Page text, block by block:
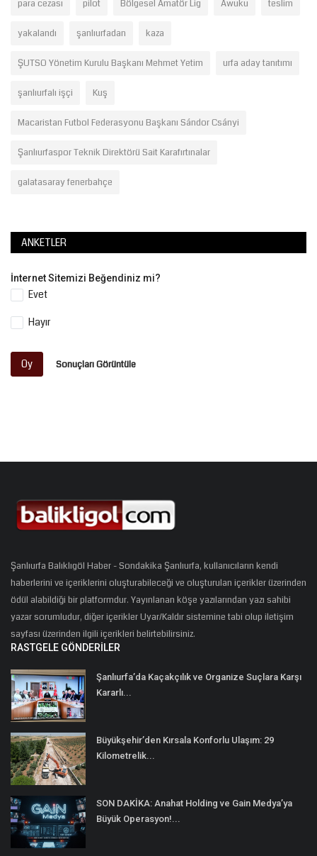
para cezası pilot Bölgesel Amatör Lig Awuku teslim
yakalandı şanlıurfadan kaza
ŞUTSO Yönetim Kurulu Başkanı Mehmet Yetim urfa aday tanıtımı
şanlıurfalı işçi Kuş
Macaristan Futbol Federasyonu Başkanı Sándor Csányi
Şanlıurfaspor Teknik Direktörü Sait Karafırtınalar
galatasaray fenerbahçe
ANKETLER
İnternet Sitemizi Beğendiniz mi?
Evet
Hayır
Oy Sonuçları Görüntüle
Şanlıurfa Balıklıgöl Haber - Sondakika Şanlıurfa, kullanıcıların kendi
haberlerini ve içeriklerini oluşturabileceği ve oluşturulan içerikler üzerinden
ödül alabildiği bir platformdur. Yayınlanan köşe yazılarından yazı sahibi
yazar sorumludur, diğer içerikler Uyar/Kaldır sistemine tabi olup iletişim
sayfası üzerinden ilgili içerikleri belirtebilirsiniz.
RASTGELE GÖNDERILER
Şanlıurfa’da Kaçakçılık ve Organize Suçlara Karşı
Kararlı...
Büyükşehir’den Kırsala Konforlu Ulaşım: 29
Kilometrelik...
SON DAKİKA: Anahat Holding ve Gain Medya’ya
Büyük Operasyon!...